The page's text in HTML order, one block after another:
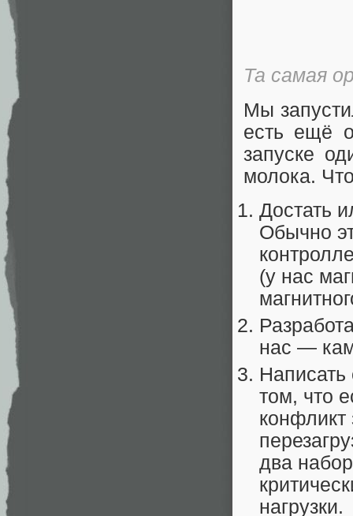
Та самая
Мы
есть ещё
запуске
молока.
Достать
Обычно
(у нас
нас —
Написать
том, что
конфликт
два
нагрузки.